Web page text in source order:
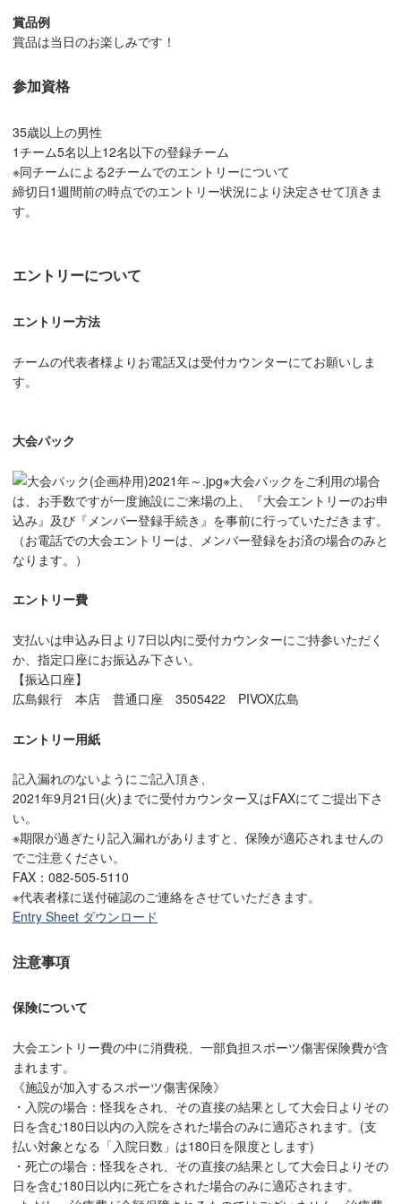
賞品例
賞品は当日のお楽しみです！
参加資格
35歳以上の男性
1チーム5名以上12名以下の登録チーム
※同チームによる2チームでのエントリーについて
締切日1週間前の時点でのエントリー状況により決定させて頂きま
す。
エントリーについて
エントリー方法
チームの代表者様よりお電話又は受付カウンターにてお願いしま
す。
大会パック
※大会パックをご利用の場合
は、お手数ですが一度施設にご来場の上、『大会エントリーのお申
込み』及び『メンバー登録手続き』を事前に行っていただきます。
（お電話での大会エントリーは、メンバー登録をお済の場合のみと
なります。）
エントリー費
支払いは申込み日より7日以内に受付カウンターにご持参いただく
か、指定口座にお振込み下さい。
【振込口座】
広島銀行 本店 普通口座 3505422 PIVOX広島
エントリー用紙
記入漏れのないようにご記入頂き、
2021年9月21日(火)までに受付カウンター又はFAXにてご提出下さ
い。
※期限が過ぎたり記入漏れがありますと、保険が適応されませんの
でご注意ください。
FAX：082-505-5110
※代表者様に送付確認のご連絡をさせていただきます。
Entry Sheet ダウンロード
注意事項
保険について
大会エントリー費の中に消費税、一部負担スポーツ傷害保険費が含
まれます。
《施設が加入するスポーツ傷害保険》
・入院の場合：怪我をされ、その直接の結果として大会日よりその
日を含む180日以内の入院をされた場合のみに適応されます。(支
払い対象となる「入院日数」は180日を限度とします)
・死亡の場合：怪我をされ、その直接の結果として大会日よりその
日を含む180日以内に死亡をされた場合のみに適応されます。